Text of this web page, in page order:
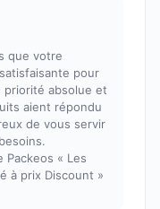
que votre
pour
absolue et
aient répondu
de vous servir
Packeos « Les
à prix Discount »